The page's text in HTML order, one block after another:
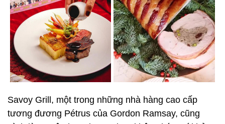
Savoy Grill, một trong những nhà hàng cao cấp
tương đương Pétrus của Gordon Ramsay, cũng